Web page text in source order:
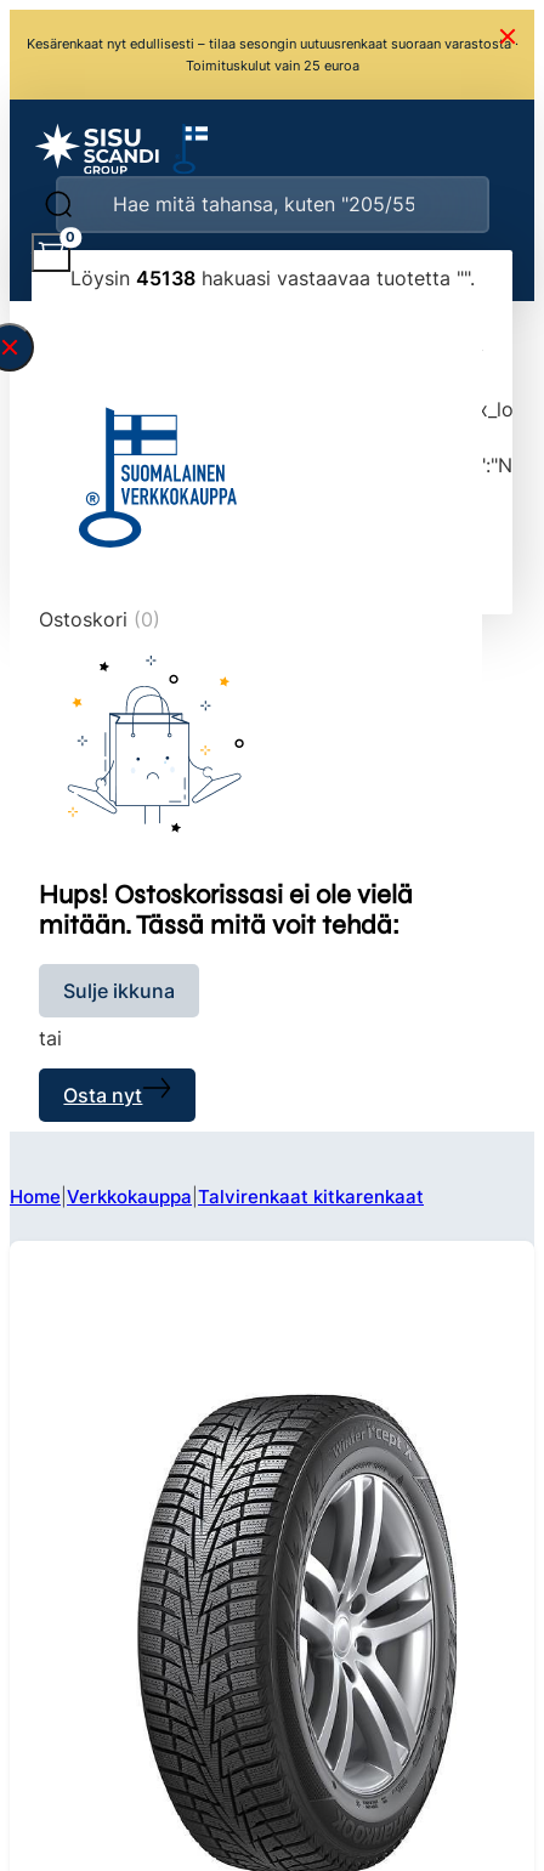
Kesärenkaat nyt edullisesti – tilaa sesongin uutuusrenkaat suoraan varastosta ·
Toimituskulut vain 25 euroa
Löysin 45138hakuasi vastaavaa tuotetta "".
typed the search query correctly.<br>Currently
tmlmvi","meta_query":
data-original-query-vars="[]" data-page="1"
data-max-pages="4514" data-start="1" data-
end="10">
0
Ostoskori (0)
Hups! Ostoskorissasi ei ole vielä
mitään. Tässä mitä voit tehdä:
Sulje ikkuna
tai
Osta nyt
Home Verkkokauppa Talvirenkaat kitkarenkaat